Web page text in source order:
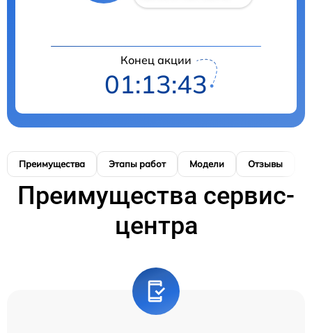
Конец акции
01:13:42
Преимущества Этапы работ Модели Отзывы
Преимущества сервис-
центра